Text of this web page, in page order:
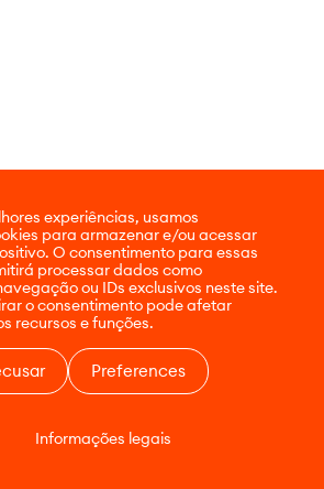
experiências, usamos
para armazenar e/ou acessar
O consentimento para essas
processar dados como
ou IDs exclusivos neste site.
o consentimento pode afetar
recursos e funções.
Preferences
Informações legais